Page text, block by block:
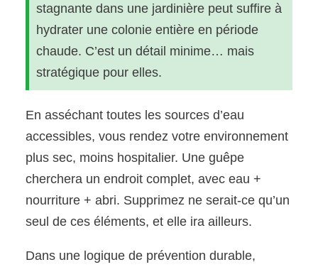
stagnante dans une jardinière peut suffire à
hydrater une colonie entière en période
chaude. C’est un détail minime… mais
stratégique pour elles.
En asséchant toutes les sources d’eau
accessibles, vous rendez votre environnement
plus sec, moins hospitalier. Une guêpe
cherchera un endroit complet, avec eau +
nourriture + abri. Supprimez ne serait-ce qu’un
seul de ces éléments, et elle ira ailleurs.
Dans une logique de prévention durable,